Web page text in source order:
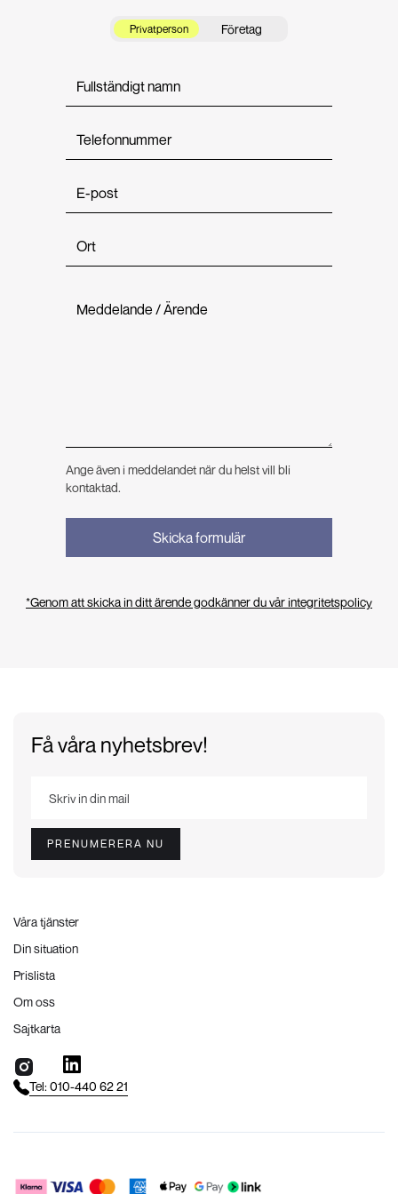
Privatperson Företag
Ange även i meddelandet när du helst vill bli
kontaktad.
*Genom att skicka in ditt ärende godkänner du vår integritetspolicy
Få våra nyhetsbrev!
Våra tjänster
Din situation
Prislista
Om oss
Sajtkarta
Tel: 010-440 62 21